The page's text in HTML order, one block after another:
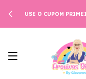
USE O CUPOM